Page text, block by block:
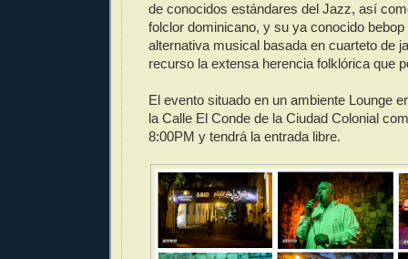
de conocidos estándares del Jazz, así
folclor dominicano, y su ya conocido
alternativa musical basada en cuarteto de
recurso la extensa herencia folklórica que
El evento situado en un ambiente Lounge
la Calle El Conde de la Ciudad Colonial
8:00PM y tendrá la entrada libre.